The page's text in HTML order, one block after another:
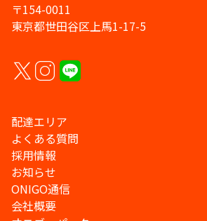
〒154-0011
東京都世田谷区上馬1-17-5
配達エリア
よくある質問
採用情報
お知らせ
ONIGO通信
会社概要